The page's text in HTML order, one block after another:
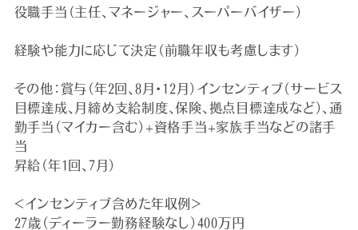
役職手当（主任、マネージャー、スーパーバイザー）
経験や能力に応じて決定（前職年収も考慮します）
その他：賞与（年2回、8月・12月）インセンティブ（サービス
目標達成、月締め支給制度、保険、拠点目標達成など）、通
勤手当（マイカー含む）+資格手当+家族手当などの諸手
当
昇給（年1回、7月）
＜インセンティブ含めた年収例＞
27歳（ディーラー勤務経験なし）400万円